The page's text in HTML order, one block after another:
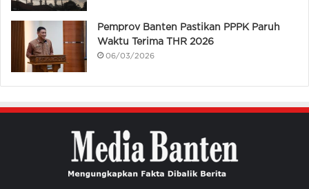
Pemprov Banten Pastikan PPPK Paruh
Waktu Terima THR 2026
06/03/2026